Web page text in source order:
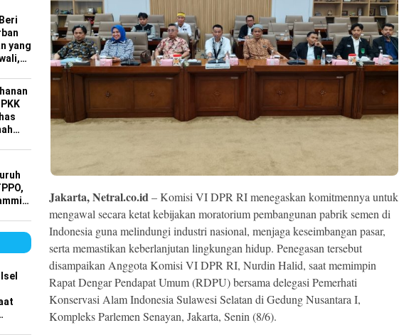
yang
Jakarta, Netral.co.id– Komisi VI DPR RI menegaskan komitmennya untuk
mengawal secara ketat kebijakan moratorium pembangunan pabrik semen di
Indonesia guna melindungi industri nasional, menjaga keseimbangan pasar,
serta memastikan keberlanjutan lingkungan hidup. Penegasan tersebut
disampaikan Anggota Komisi VI DPR RI, Nurdin Halid, saat memimpin
Rapat Dengar Pendapat Umum (RDPU) bersama delegasi Pemerhati
Konservasi Alam Indonesia Sulawesi Selatan di Gedung Nusantara I,
Kompleks Parlemen Senayan, Jakarta, Senin (8/6).